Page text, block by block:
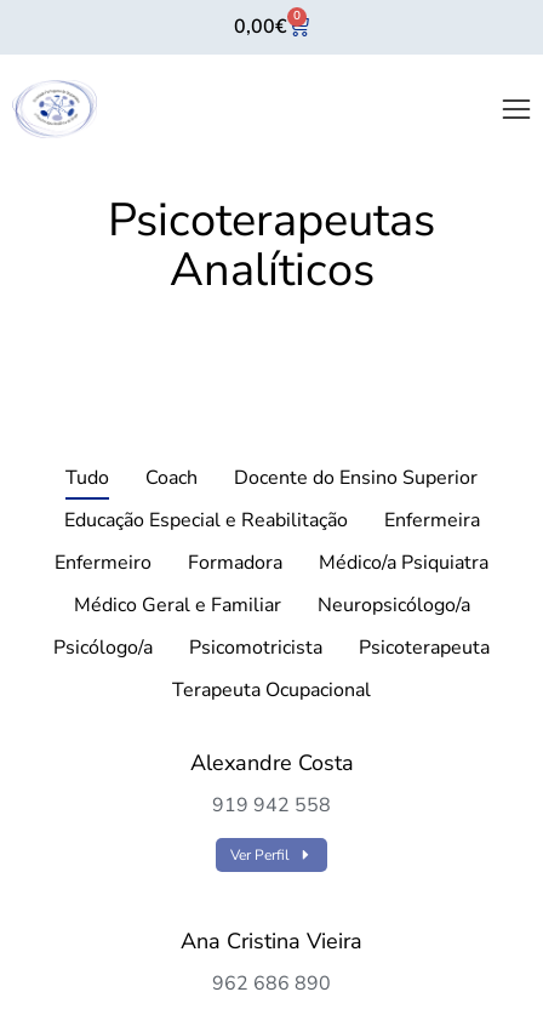
0,00€ 0
Psicoterapeutas
Analíticos
Tudo Coach
Docente do Ensino Superior
Educação Especial e Reabilitação
Enfermeira
Enfermeiro
Formadora
Médico/a Psiquiatra
Médico Geral e Familiar
Neuropsicólogo/a
Psicólogo/a
Psicomotricista
Psicoterapeuta
Terapeuta Ocupacional
Alexandre Costa
919 942 558
Ver Perfil
Ana Cristina Vieira
962 686 890